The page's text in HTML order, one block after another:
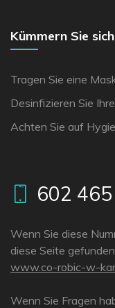
Kümmern Sie
Tragen Sie eine
Desinfizieren Sie
Achten Sie auf
602
Wenn Sie diese
diese Seite
www.co-robic-w-
Wenn Sie Fragen